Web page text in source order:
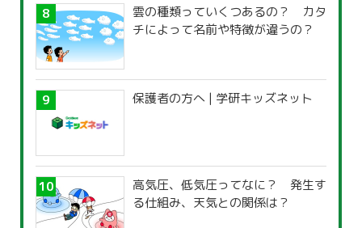
雲の種類っていくつあるの？ カタ
チによって名前や特徴が違うの？
保護者の方へ | 学研キッズネット
高気圧、低気圧ってなに？ 発生す
る仕組み、天気との関係は？